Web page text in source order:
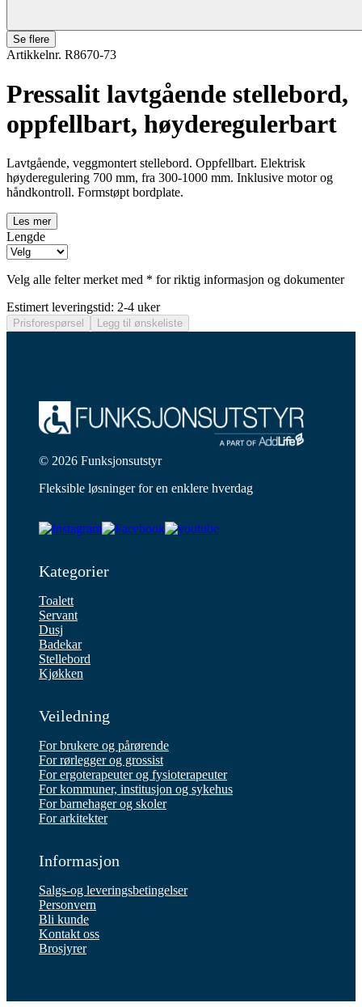
Se flere
Artikkelnr. R8670-73
Pressalit lavtgående stellebord,
oppfellbart, høyderegulerbart
Lavtgående, veggmontert stellebord. Oppfellbart. Elektrisk
høyderegulering 700 mm, fra 300-1000 mm. Inklusive motor og
håndkontroll. Formstøpt bordplate.
Les mer
Lengde
Velg alle felter merket med * for riktig informasjon og dokumenter
Estimert leveringstid: 2-4 uker
Prisforespørsel Legg til ønskeliste
© 2026 Funksjonsutstyr
Fleksible løsninger for en enklere hverdag
Kategorier
Toalett
Servant
Dusj
Badekar
Stellebord
Kjøkken
Veiledning
For brukere og pårørende
For rørlegger og grossist
For ergoterapeuter og fysioterapeuter
For kommuner, institusjon og sykehus
For barnehager og skoler
For arkitekter
Informasjon
Salgs-og leveringsbetingelser
Personvern
Bli kunde
Kontakt oss
Brosjyrer